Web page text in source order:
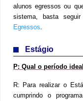
alunos egressos ou
sistema, basta
Egressos
Estágio
P: Qual o período
R: Para realizar o
cumprindo o